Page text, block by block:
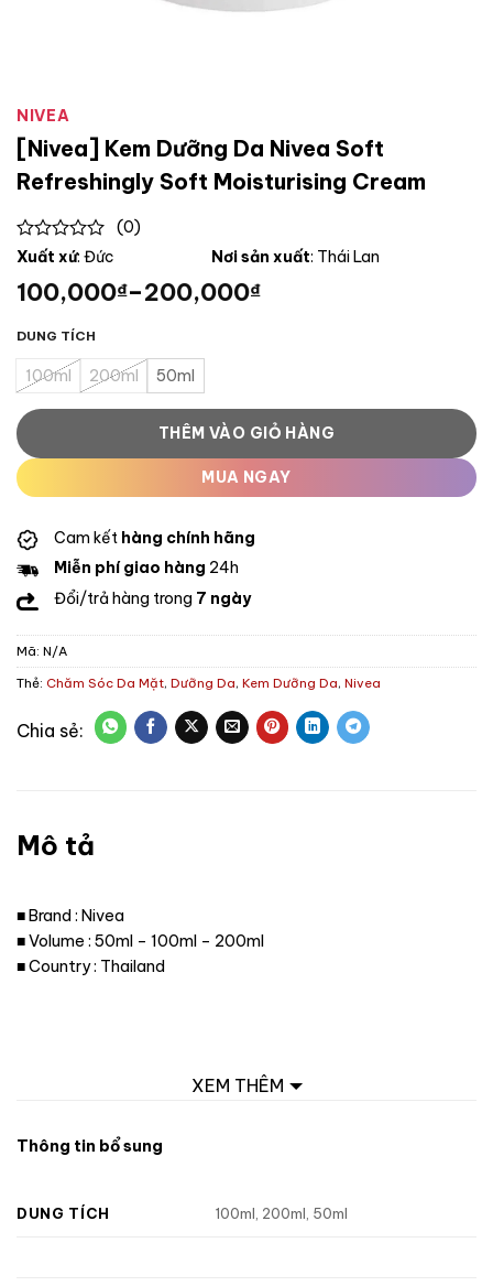
NIVEA
[Nivea] Kem Dưỡng Da Nivea Soft
Refreshingly Soft Moisturising Cream
0
of
5
(0)
Xuất xứ: Đức Nơi sản xuất: Thái Lan
100,000₫–200,000₫
DUNG TÍCH
100ml 200ml 50ml
THÊM VÀO GIỎ HÀNG
MUA NGAY
Cam kết hàng chính hãng
Miễn phí giao hàng 24h
Đổi/trả hàng trong 7 ngày
Mã: N/A
Thẻ: Chăm Sóc Da Mặt, Dưỡng Da, Kem Dưỡng Da, Nivea
Mô tả
■ Brand : Nivea
■ Volume : 50ml – 100ml – 200ml
■ Country : Thailand
XEM THÊM
Thông tin bổ sung
DUNG TÍCH 100ml, 200ml, 50ml